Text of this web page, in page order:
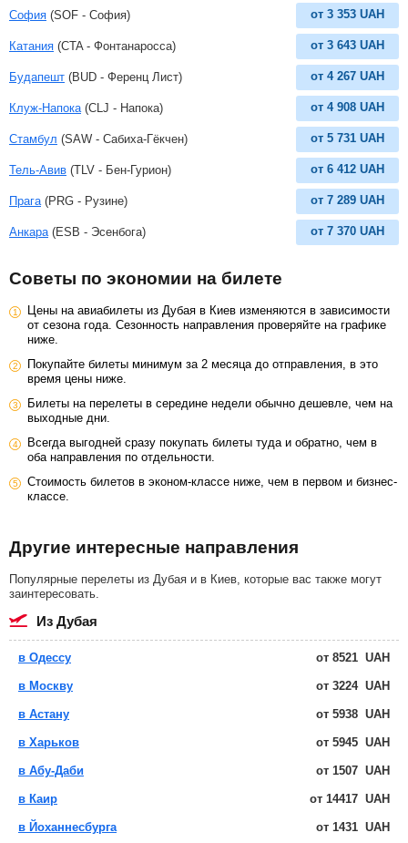
София (SOF - София) от 3 353 UAH
Катания (CTA - Фонтанаросса) от 3 643 UAH
Будапешт (BUD - Ференц Лист) от 4 267 UAH
Клуж-Напока (CLJ - Напока) от 4 908 UAH
Стамбул (SAW - Сабиха-Гёкчен) от 5 731 UAH
Тель-Авив (TLV - Бен-Гурион) от 6 412 UAH
Прага (PRG - Рузине) от 7 289 UAH
Анкара (ESB - Эсенбога) от 7 370 UAH
Советы по экономии на билете
Цены на авиабилеты из Дубая в Киев изменяются в зависимости
от сезона года. Сезонность направления проверяйте на графике
ниже.
Покупайте билеты минимум за 2 месяца до отправления, в это
время цены ниже.
Билеты на перелеты в середине недели обычно дешевле, чем на
выходные дни.
Всегда выгодней сразу покупать билеты туда и обратно, чем в
оба направления по отдельности.
Стоимость билетов в эконом-классе ниже, чем в первом и бизнес-
классе.
Другие интересные направления
Популярные перелеты из Дубая и в Киев, которые вас также могут
заинтересовать.
из Дубая
в Одессу от 8521 UAH
в Москву от 3224 UAH
в Астану от 5938 UAH
в Харьков от 5945 UAH
в Абу-Даби от 1507 UAH
в Каир от 14417 UAH
в Йоханнесбурга от 1431 UAH